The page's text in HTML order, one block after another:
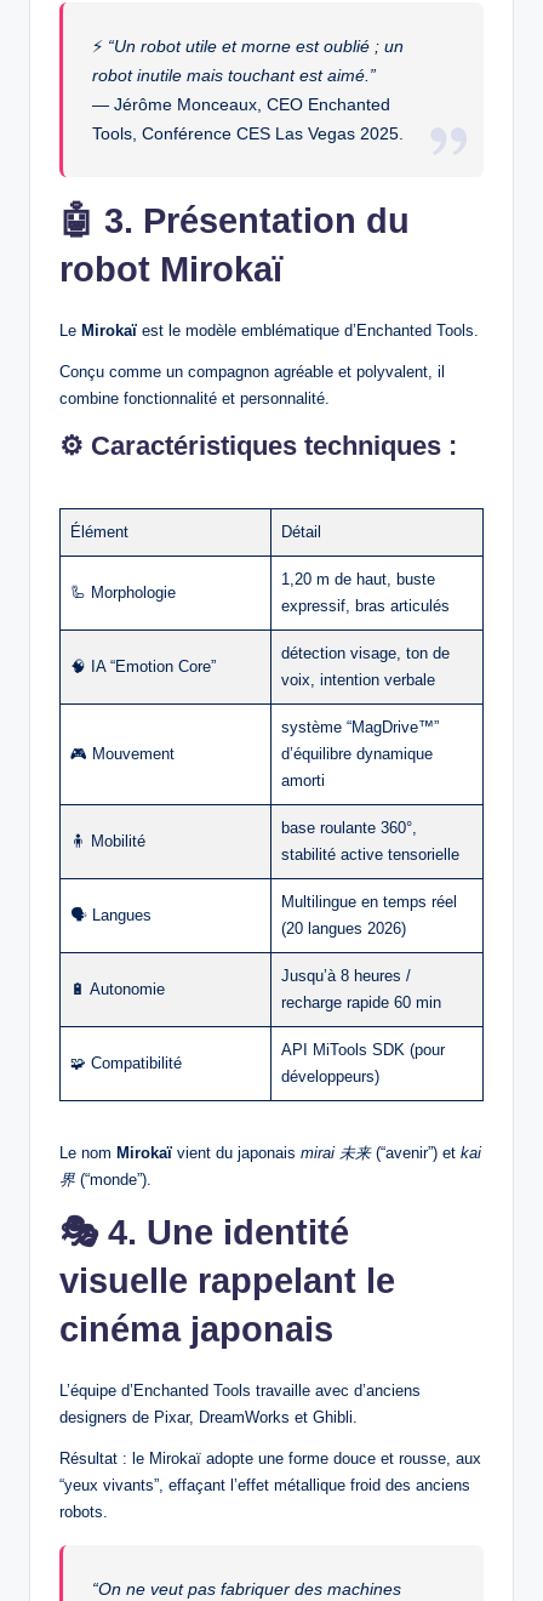
⚡ “Un robot utile et morne est oublié ; un
robot inutile mais touchant est aimé.”
— Jérôme Monceaux, CEO Enchanted
Tools, Conférence CES Las Vegas 2025.
🤖 3. Présentation du
robot Mirokaï
Le Mirokaï est le modèle emblématique d’Enchanted Tools.
Conçu comme un compagnon agréable et polyvalent, il
combine fonctionnalité et personnalité.
⚙️ Caractéristiques techniques :
Élément Détail
🦾 Morphologie
1,20 m de haut, buste
expressif, bras articulés
🧠 IA “Emotion Core”
détection visage, ton de
voix, intention verbale
🎮 Mouvement
système “MagDrive™”
d’équilibre dynamique
amorti
🧍 Mobilité
base roulante 360°,
stabilité active tensorielle
🗣️ Langues
Multilingue en temps réel
(20 langues 2026)
🔋 Autonomie
Jusqu’à 8 heures /
recharge rapide 60 min
🧩 Compatibilité
API MiTools SDK (pour
développeurs)
Le nom Mirokaï vient du japonais mirai 未来(“avenir”) et kai
界 (“monde”).
🎭 4. Une identité
visuelle rappelant le
cinéma japonais
L’équipe d’Enchanted Tools travaille avec d’anciens
designers de Pixar, DreamWorks et Ghibli.
Résultat : le Mirokaï adopte une forme douce et rousse, aux
“yeux vivants”, effaçant l’effet métallique froid des anciens
robots.
“On ne veut pas fabriquer des machines